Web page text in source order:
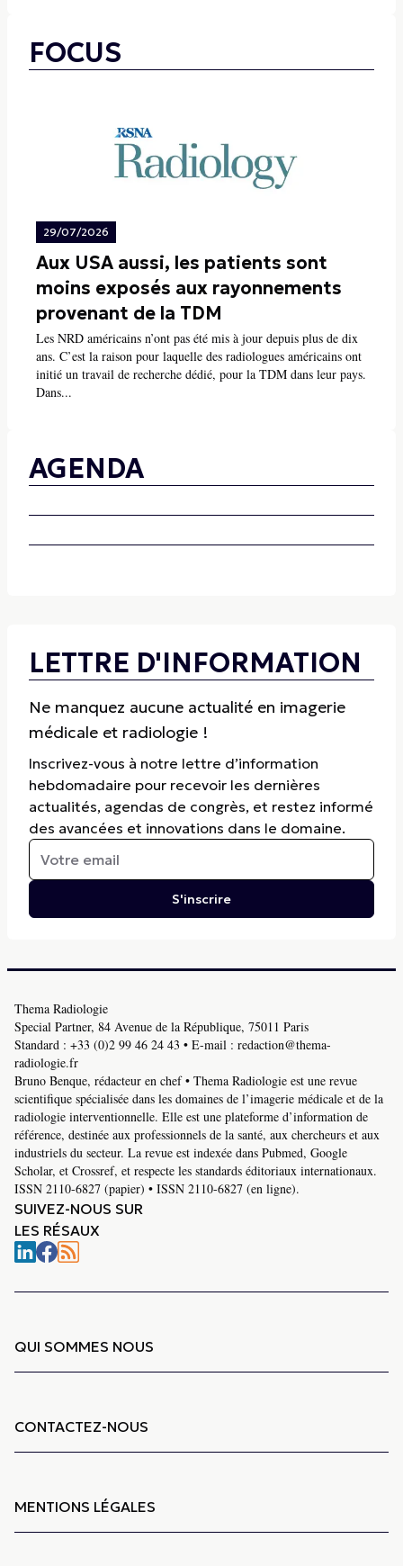
FOCUS
29/07/2026
Aux USA aussi, les patients sont
moins exposés aux rayonnements
provenant de la TDM
Les NRD américains n’ont pas été mis à jour depuis plus de dix
ans. C’est la raison pour laquelle des radiologues américains ont
initié un travail de recherche dédié, pour la TDM dans leur pays.
Dans...
AGENDA
LETTRE D'INFORMATION
Ne manquez aucune actualité en imagerie
médicale et radiologie !
Inscrivez-vous à notre lettre d’information
hebdomadaire pour recevoir les dernières
actualités, agendas de congrès, et restez informé
des avancées et innovations dans le domaine.
S'inscrire
Thema Radiologie
Special Partner, 84 Avenue de la République, 75011 Paris
Standard : +33 (0)2 99 46 24 43 • E-mail : redaction@thema-
radiologie.fr
Bruno Benque, rédacteur en chef • Thema Radiologie est une revue
scientifique spécialisée dans les domaines de l’imagerie médicale et de la
radiologie interventionnelle. Elle est une plateforme d’information de
référence, destinée aux professionnels de la santé, aux chercheurs et aux
industriels du secteur. La revue est indexée dans Pubmed, Google
Scholar, et Crossref, et respecte les standards éditoriaux internationaux.
ISSN 2110-6827 (papier) • ISSN 2110-6827 (en ligne).
SUIVEZ-NOUS SUR
LES RÉSAUX
QUI SOMMES NOUS
CONTACTEZ-NOUS
MENTIONS LÉGALES